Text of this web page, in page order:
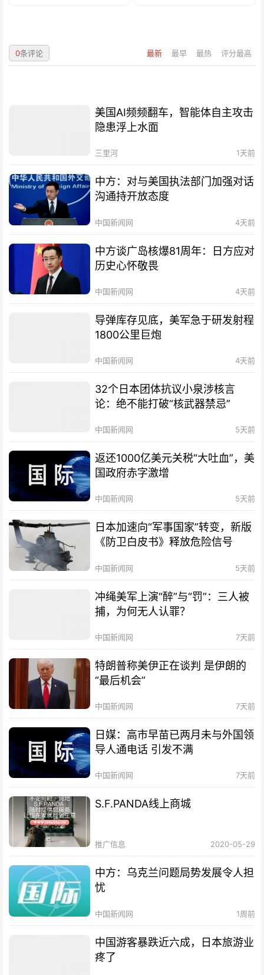
最新 最早 最热 评分最高
0条评论
美国AI频频翻车，智能体自主攻击
隐患浮上水面
三里河 1天前
中方：对与美国执法部门加强对话
沟通持开放态度
中国新闻网 4天前
中方谈广岛核爆81周年：日方应对
历史心怀敬畏
中国新闻网 4天前
导弹库存见底，美军急于研发射程
1800公里巨炮
中国新闻网 4天前
32个日本团体抗议小泉涉核言
论：绝不能打破“核武器禁忌”
中国新闻网 5天前
返还1000亿美元关税“大吐血”，美
国政府赤字激增
中国新闻网 5天前
日本加速向“军事国家”转变，新版
《防卫白皮书》释放危险信号
中国新闻网 5天前
冲绳美军上演“醉”与“罚”：三人被
捕，为何无人认罪？
中国新闻网 7天前
特朗普称美伊正在谈判 是伊朗的
“最后机会”
中国新闻网 7天前
日媒：高市早苗已两月未与外国领
导人通电话 引发不满
中国新闻网 7天前
S.F.PANDA线上商城
推广信息 2020-05-29
中方：乌克兰问题局势发展令人担
忧
中国新闻网 1周前
中国游客暴跌近六成，日本旅游业
疼了